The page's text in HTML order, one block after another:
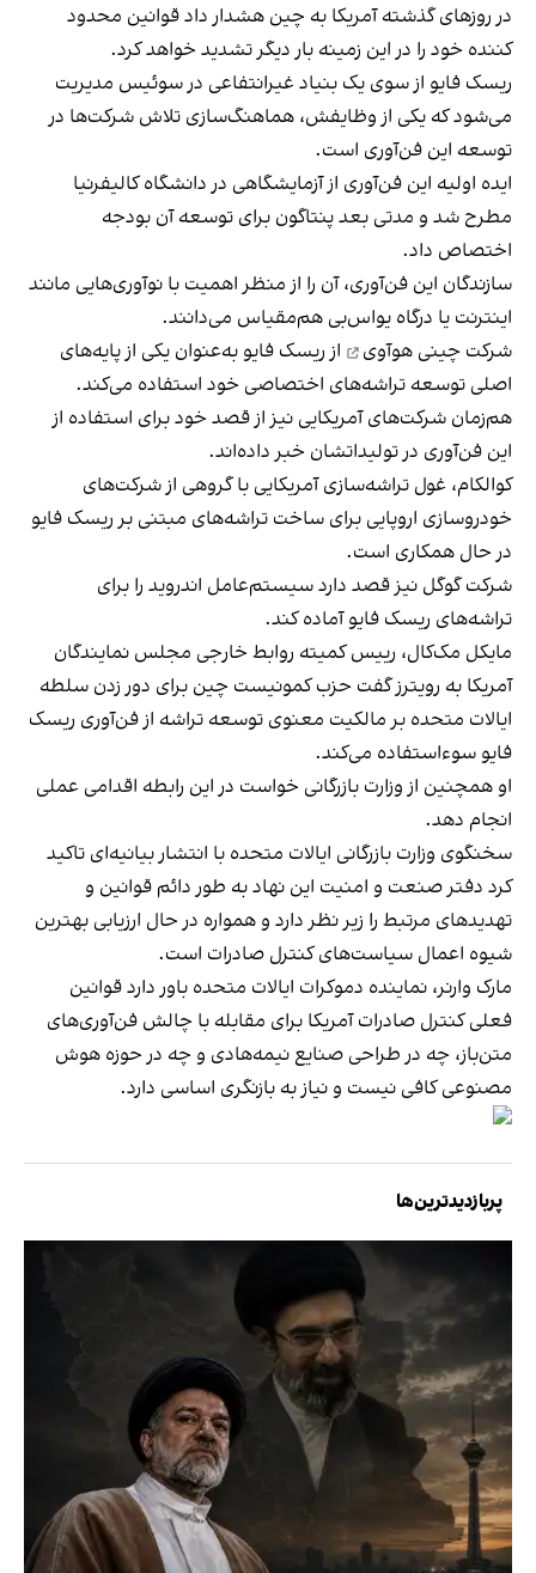
در روزهای گذشته آمریکا به چین هشدار داد قوانین محدود
کننده خود را در این زمینه بار دیگر تشدید خواهد کرد.
ریسک فایو از سوی یک بنیاد غیرانتفاعی در سوئیس مدیریت
می‌شود که یکی از وظایفش، هماهنگ‌سازی تلاش شرکت‌ها در
توسعه این فن‌آوری است.
ایده اولیه این فن‌آوری از آزمایشگاهی در دانشگاه کالیفرنیا
مطرح شد و مدتی بعد پنتاگون برای توسعه آن بودجه
اختصاص داد.
سازندگان این فن‌آوری، آن را از منظر اهمیت با نوآوری‌هایی مانند
اینترنت یا درگاه یو‌اس‌بی هم‌مقیاس می‌دانند.
شرکت چینی هوآوی
از ریسک فایو به‌عنوان یکی از پایه‌های
اصلی توسعه تراشه‌های اختصاصی خود استفاده می‌کند.
هم‌زمان شرکت‌های آمریکایی نیز از قصد خود برای استفاده از
این فن‌آوری در تولیداتشان خبر داده‌اند.
کوالکام،‌ غول تراشه‌سازی آمریکایی با گروهی از شرکت‌های
خودروسازی اروپایی برای ساخت تراشه‌های مبتنی بر ریسک فایو
در حال همکاری است.
شرکت گوگل نیز قصد دارد سیستم‌عامل اندروید را برای
تراشه‌های ریسک فایو آماده کند.
مایکل مک‌کال، رییس کمیته روابط خارجی مجلس نمایندگان
آمریکا به رویترز گفت حزب کمونیست چین برای دور زدن سلطه
ایالات متحده بر مالکیت معنوی توسعه تراشه از فن‌آوری ریسک
فایو سوءاستفاده می‌کند.
او همچنین از وزارت بازرگانی خواست در این رابطه اقدامی عملی
انجام دهد.
سخنگوی وزارت بازرگانی ایالات متحده با انتشار بیانیه‌ای تاکید
کرد دفتر صنعت و امنیت این نهاد به طور دائم قوانین و
تهدیدهای مرتبط را زیر نظر دارد و همواره در حال ارزیابی بهترین
شیوه اعمال سیاست‌های کنترل صادرات است.
مارک وارنر، نماینده دموکرات ایالات متحده باور دارد قوانین
فعلی کنترل صادرات آمریکا برای مقابله با چالش فن‌آوری‌های
متن‌باز، چه در طراحی صنایع نیمه‌هادی و چه در حوزه هوش
مصنوعی کافی نیست و نیاز به بازنگری اساسی دارد.
پربازدیدترین‌ها